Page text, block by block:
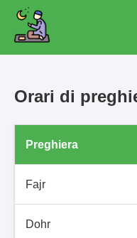
Orari di
Preghiera
Fajr
Dohr